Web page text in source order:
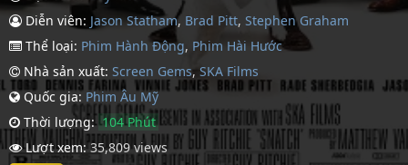
Diễn viên: Jason Statham, Brad Pitt, Stephen Graham
Thể loại: Phim Hành Động, Phim Hài Hước
Nhà sản xuất: Screen Gems,SKA Films
Quốc gia: Phim Âu Mỹ
Thời lượng: 104 Phút
Lượt xem: 35,809 views